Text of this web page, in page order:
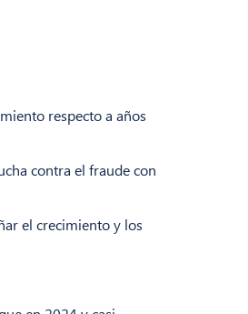
respecto a años
contra el fraude con
el crecimiento y los